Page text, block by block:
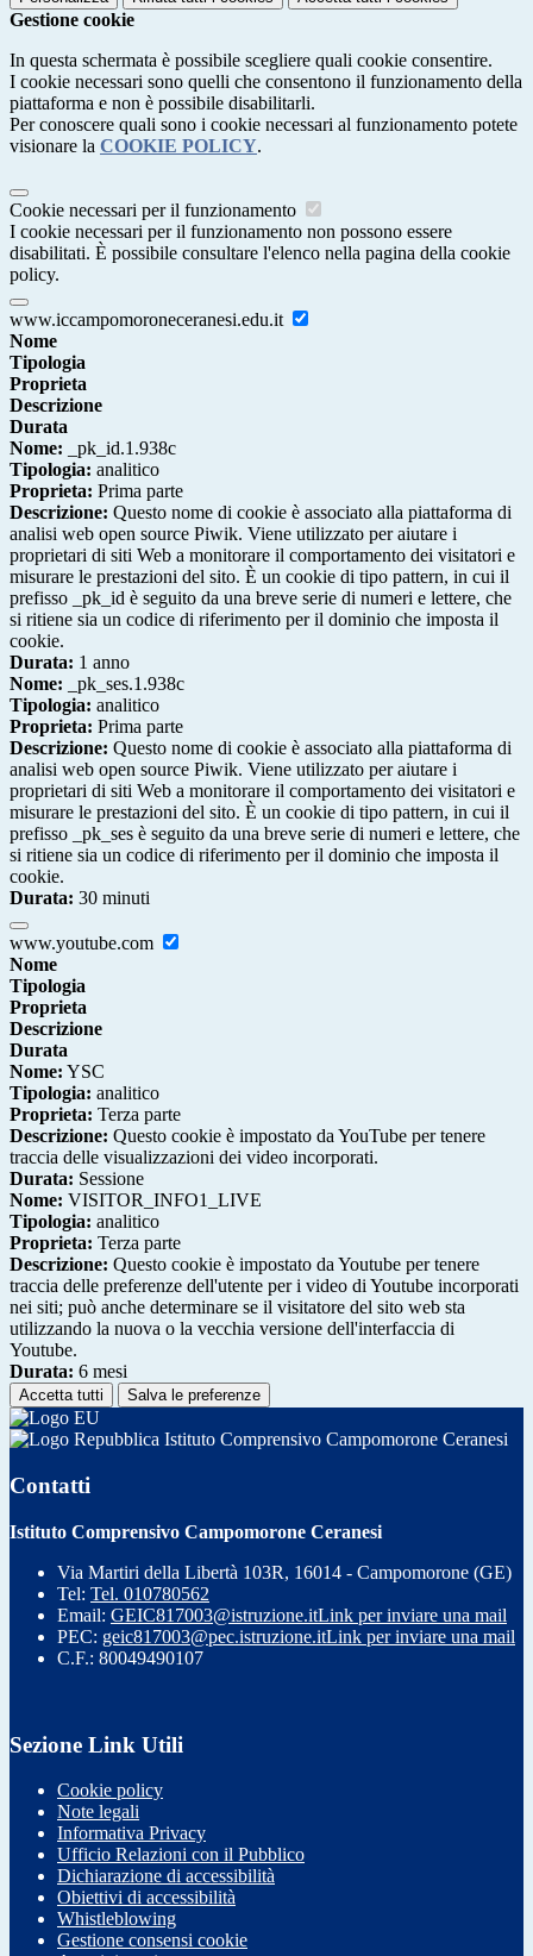
Gestione cookie
In questa schermata è possibile scegliere quali cookie consentire.
I cookie necessari sono quelli che consentono il funzionamento della
piattaforma e non è possibile disabilitarli.
Per conoscere quali sono i cookie necessari al funzionamento potete
visionare la COOKIE POLICY.
Cookie necessari per il funzionamento
I cookie necessari per il funzionamento non possono essere
disabilitati. È possibile consultare l'elenco nella pagina della cookie
policy.
www.iccampomoroneceranesi.edu.it
Nome
Tipologia
Proprieta
Descrizione
Durata
Nome: _pk_id.1.938c
Tipologia: analitico
Proprieta: Prima parte
Descrizione: Questo nome di cookie è associato alla piattaforma di
analisi web open source Piwik. Viene utilizzato per aiutare i
proprietari di siti Web a monitorare il comportamento dei visitatori e
misurare le prestazioni del sito. È un cookie di tipo pattern, in cui il
prefisso _pk_id è seguito da una breve serie di numeri e lettere, che
si ritiene sia un codice di riferimento per il dominio che imposta il
cookie.
Durata: 1 anno
Nome: _pk_ses.1.938c
Tipologia: analitico
Proprieta: Prima parte
Descrizione: Questo nome di cookie è associato alla piattaforma di
analisi web open source Piwik. Viene utilizzato per aiutare i
proprietari di siti Web a monitorare il comportamento dei visitatori e
misurare le prestazioni del sito. È un cookie di tipo pattern, in cui il
prefisso _pk_ses è seguito da una breve serie di numeri e lettere, che
si ritiene sia un codice di riferimento per il dominio che imposta il
cookie.
Durata: 30 minuti
www.youtube.com
Nome
Tipologia
Proprieta
Descrizione
Durata
Nome: YSC
Tipologia: analitico
Proprieta: Terza parte
Descrizione: Questo cookie è impostato da YouTube per tenere
traccia delle visualizzazioni dei video incorporati.
Durata: Sessione
Nome: VISITOR_INFO1_LIVE
Tipologia: analitico
Proprieta: Terza parte
Descrizione: Questo cookie è impostato da Youtube per tenere
traccia delle preferenze dell'utente per i video di Youtube incorporati
nei siti; può anche determinare se il visitatore del sito web sta
utilizzando la nuova o la vecchia versione dell'interfaccia di
Youtube.
Durata: 6 mesi
Accetta tutti Salva le preferenze
Istituto Comprensivo Campomorone Ceranesi
Contatti
Istituto Comprensivo Campomorone Ceranesi
Via Martiri della Libertà 103R, 16014 - Campomorone (GE)
Tel: Tel. 010780562
Email: GEIC817003@istruzione.itLink per inviare una mail
PEC: geic817003@pec.istruzione.itLink per inviare una mail
C.F.: 80049490107
Sezione Link Utili
Cookie policy
Note legali
Informativa Privacy
Ufficio Relazioni con il Pubblico
Dichiarazione di accessibilità
Obiettivi di accessibilità
Whistleblowing
Gestione consensi cookie